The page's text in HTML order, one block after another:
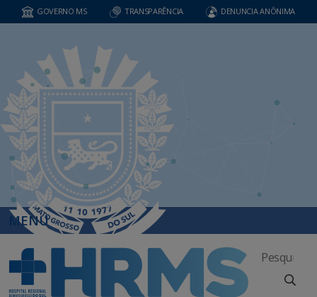
GOVERNO MS TRANSPARÊNCIA DENUNCIA ANÔNIMA
MENU